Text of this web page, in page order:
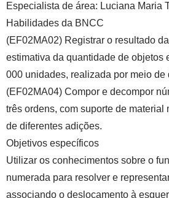
Especialista de área: Luciana Maria
Habilidades da BNCC
(EF02MA02) Registrar o resultado
estimativa da quantidade de objetos
000 unidades, realizada por meio de
(EF02MA04) Compor e decompor
três ordens, com suporte de material
de diferentes adições.
Objetivos específicos
Utilizar os conhecimentos sobre o
numerada para resolver e
associando o deslocamento à